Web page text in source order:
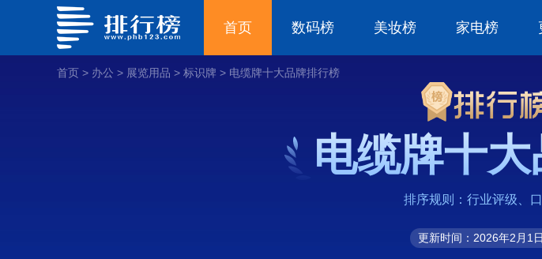
首页 数码榜 美妆榜 家电榜
首页 > 办公 > 展览用品 > 标识牌 > 电缆牌十大品牌排行榜
电缆牌十
排序规则：行业评级、
更新时间：2026年2月1日